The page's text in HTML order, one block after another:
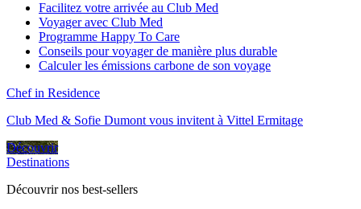
Facilitez votre arrivée au Club Med
Voyager avec Club Med
Programme Happy To Care
Conseils pour voyager de manière plus durable
Calculer les émissions carbone de son voyage
Chef in Residence
Club Med & Sofie Dumont vous invitent à Vittel Ermitage
Découvrir
Destinations
Découvrir nos best-sellers